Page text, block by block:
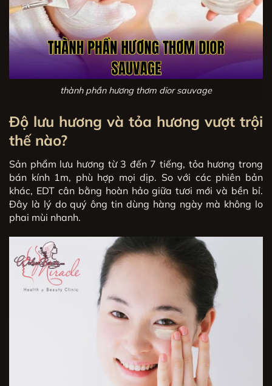
thành phần hương thơm dior sauvage
Độ lưu hương và tỏa hương vượt trội
thế nào?
Sản phẩm lưu hương từ 3 đến 7 tiếng, tỏa hương trong
bán kính 1m, phù hợp mọi dịp. So với các phiên bản
khác, EDT cân bằng hoàn hảo giữa tươi mới và bền bỉ.
Đây là lý do quý ông tin dùng hàng ngày mà không lo
phai mùi nhanh.